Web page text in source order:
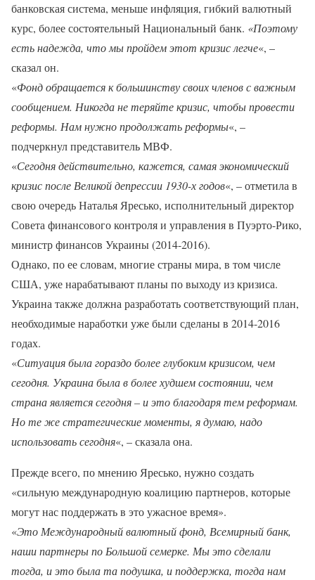
банковская система, меньше инфляция, гибкий валютный
курс, более состоятельный Национальный банк. «Поэтому
есть надежда, что мы пройдем этот кризис легче«, –
сказал он.
«Фонд обращается к большинству своих членов с важным
сообщением. Никогда не теряйте кризис, чтобы провести
реформы. Нам нужно продолжать реформы«, –
подчеркнул представитель МВФ.
«Сегодня действительно, кажется, самая экономический
кризис после Великой депрессии 1930-х годов«, – отметила в
свою очередь Наталья Яресько, исполнительный директор
Совета финансового контроля и управления в Пуэрто-Рико,
министр финансов Украины (2014-2016).
Однако, по ее словам, многие страны мира, в том числе
США, уже нарабатывают планы по выходу из кризиса.
Украина также должна разработать соответствующий план,
необходимые наработки уже были сделаны в 2014-2016
годах.
«Ситуация была гораздо более глубоким кризисом, чем
сегодня. Украина была в более худшем состоянии, чем
страна является сегодня – и это благодаря тем реформам.
Но те же стратегические моменты, я думаю, надо
использовать сегодня«, – сказала она.
Прежде всего, по мнению Яресько, нужно создать
«сильную международную коалицию партнеров, которые
могут нас поддержать в это ужасное время».
«Это Международный валютный фонд, Всемирный банк,
наши партнеры по Большой семерке. Мы это сделали
тогда, и это была та подушка, и поддержка, тогда нам